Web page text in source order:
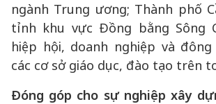
ngành Trung ương; Thành phố
tỉnh khu vực Đồng bằng Sông
hiệp hội, doanh nghiệp và
các cơ sở giáo dục, đào tạo trên
Đóng góp cho sự nghiệp xây